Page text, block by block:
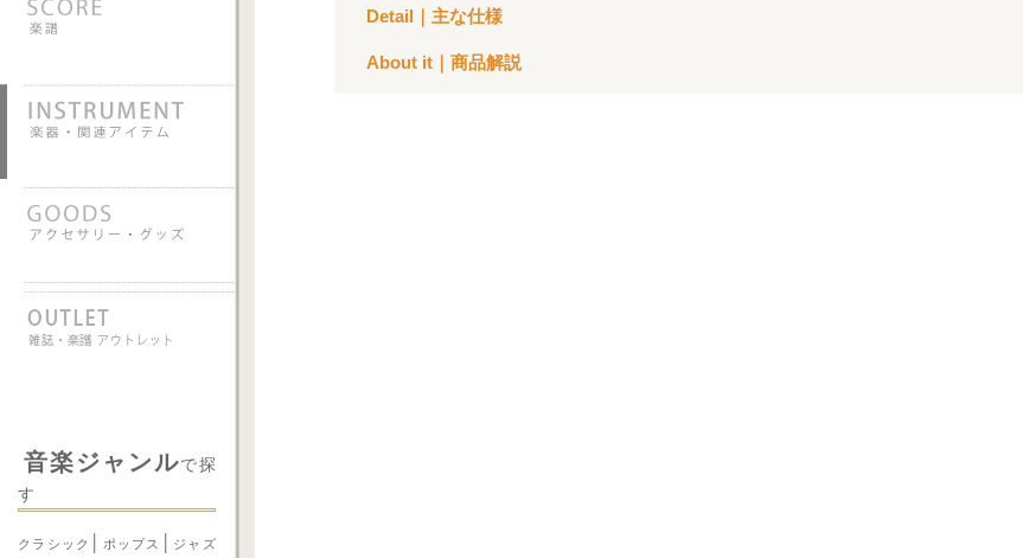
音楽ジャンルで探
す
クラシック ポップス ジャズ
Detail｜主な仕様
About it｜商品解説